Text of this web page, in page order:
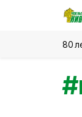
80
#